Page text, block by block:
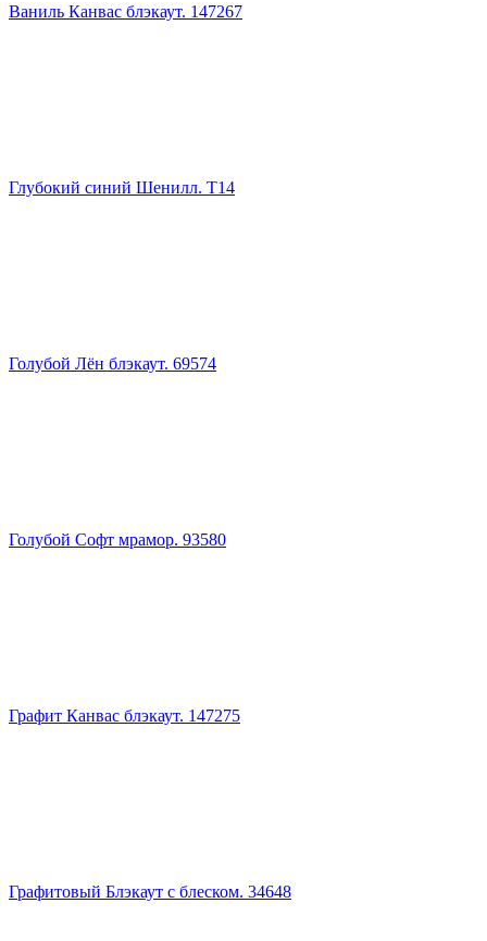
Ваниль Канвас блэкаут. 147267
Глубокий синий Шенилл. Т14
Голубой Лён блэкаут. 69574
Голубой Софт мрамор. 93580
Графит Канвас блэкаут. 147275
Графитовый Блэкаут с блеском. 34648